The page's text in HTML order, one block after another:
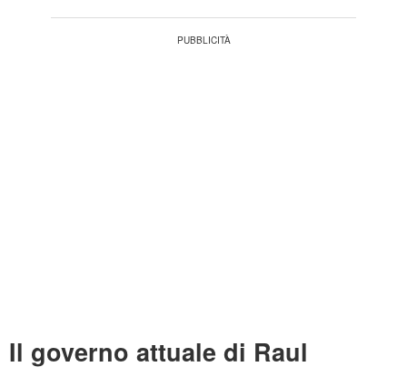
Il governo attuale di Raul